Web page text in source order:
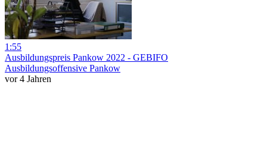
1:55
Ausbildungspreis Pankow 2022 - GEBIFO
Ausbildungsoffensive Pankow
vor 4 Jahren